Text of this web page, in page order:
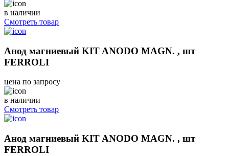
в наличии
Смотреть товар
Анод магниевый KIT ANODO MAGN. , шт
FERROLI
цена по запросу
в наличии
Смотреть товар
Анод магниевый KIT ANODO MAGN. , шт
FERROLI